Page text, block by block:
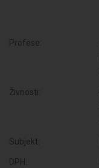
Profese:
Živnosti:
Subjekt:
DPH: